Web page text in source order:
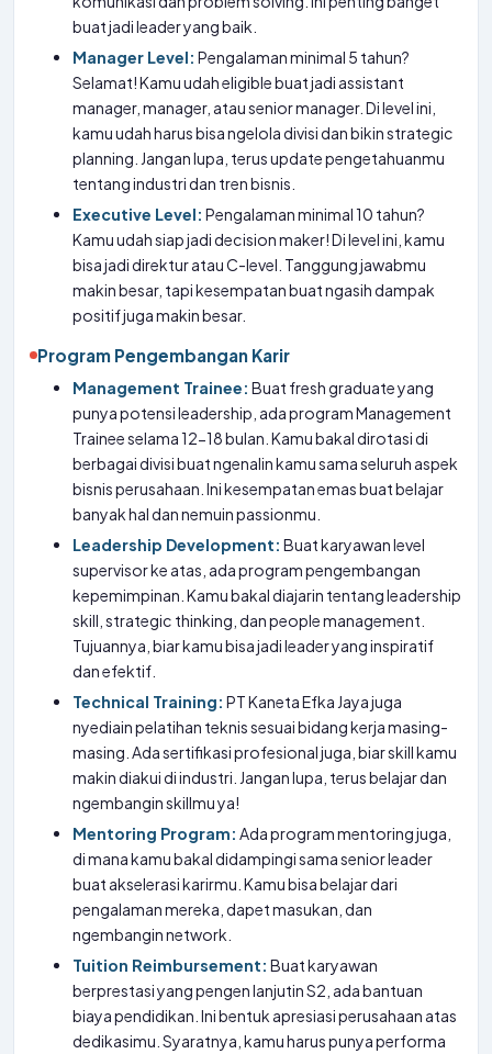
buat jadi leader yang baik.
Manager Level: Pengalaman minimal 5 tahun?
Selamat! Kamu udah eligible buat jadi assistant
manager, manager, atau senior manager. Di level ini,
kamu udah harus bisa ngelola divisi dan bikin strategic
planning. Jangan lupa, terus update pengetahuanmu
tentang industri dan tren bisnis.
Executive Level: Pengalaman minimal 10 tahun?
Kamu udah siap jadi decision maker! Di level ini, kamu
bisa jadi direktur atau C-level. Tanggung jawabmu
makin besar, tapi kesempatan buat ngasih dampak
positif juga makin besar.
Program Pengembangan Karir
Management Trainee: Buat fresh graduate yang
punya potensi leadership, ada program Management
Trainee selama 12-18 bulan. Kamu bakal dirotasi di
berbagai divisi buat ngenalin kamu sama seluruh aspek
bisnis perusahaan. Ini kesempatan emas buat belajar
banyak hal dan nemuin passionmu.
Leadership Development: Buat karyawan level
supervisor ke atas, ada program pengembangan
kepemimpinan. Kamu bakal diajarin tentang leadership
skill, strategic thinking, dan people management.
Tujuannya, biar kamu bisa jadi leader yang inspiratif
dan efektif.
Technical Training: PT Kaneta Efka Jaya juga
nyediain pelatihan teknis sesuai bidang kerja masing-
masing. Ada sertifikasi profesional juga, biar skill kamu
makin diakui di industri. Jangan lupa, terus belajar dan
ngembangin skillmu ya!
Mentoring Program: Ada program mentoring juga,
di mana kamu bakal didampingi sama senior leader
buat akselerasi karirmu. Kamu bisa belajar dari
pengalaman mereka, dapet masukan, dan
ngembangin network.
Tuition Reimbursement: Buat karyawan
berprestasi yang pengen lanjutin S2, ada bantuan
biaya pendidikan. Ini bentuk apresiasi perusahaan atas
dedikasimu. Syaratnya, kamu harus punya performa